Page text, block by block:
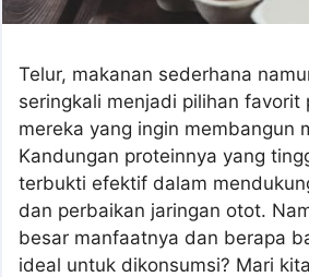
Telur, makanan sederhana
seringkali menjadi pilihan favorit
mereka yang ingin membangun
Kandungan proteinnya yang
terbukti efektif dalam
dan perbaikan jaringan otot.
besar manfaatnya dan berapa
ideal untuk dikonsumsi? Mari